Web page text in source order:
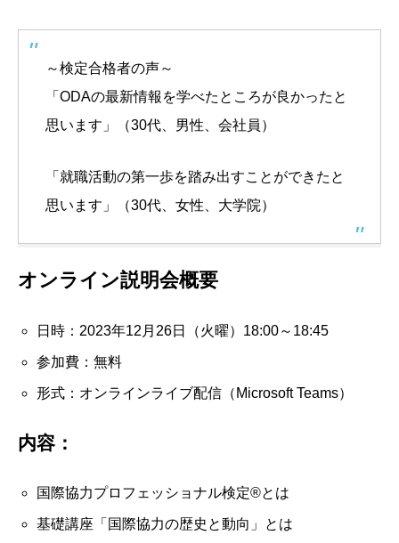
～検定合格者の声～
「ODAの最新情報を学べたところが良かったと
思います」（30代、男性、会社員）
「就職活動の第一歩を踏み出すことができたと
思います」（30代、女性、大学院）
オンライン説明会概要
日時：2023年12月26日（火曜）18:00～18:45
参加費：無料
形式：オンラインライブ配信（Microsoft Teams）
内容：
国際協力プロフェッショナル検定®とは
基礎講座「国際協力の歴史と動向」とは